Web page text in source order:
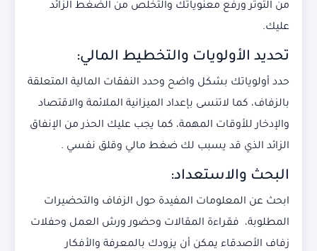
من التوتر ورفع معنوياتك والتخلص من الضغط الزائد
عليك.
تحديد الأولويات والتخطيط المالي:
حدد أولوياتك بشكل واضح وحدد النفقات المالية المتعلقة
بالزفاف، كما لاتنسى بإعداد الميزانية الملائمة والاقتصاد
والإدخار للأوقات المهمة، كما يجب عليك الحذر من الإنفاق
الزائد الذي قد يسبب لك ضغط مالي وقلق نفسي .
البحث والاستعداد:
ابحث عن المعلومات المفيدة حول الزفاف والتحضيرات
المطلوبة، فقراءة المقالات وحضور ورش العمل وحفلات
زفاف الأصدقاء يمكن أن يزودك بالمعرفة والأفكار